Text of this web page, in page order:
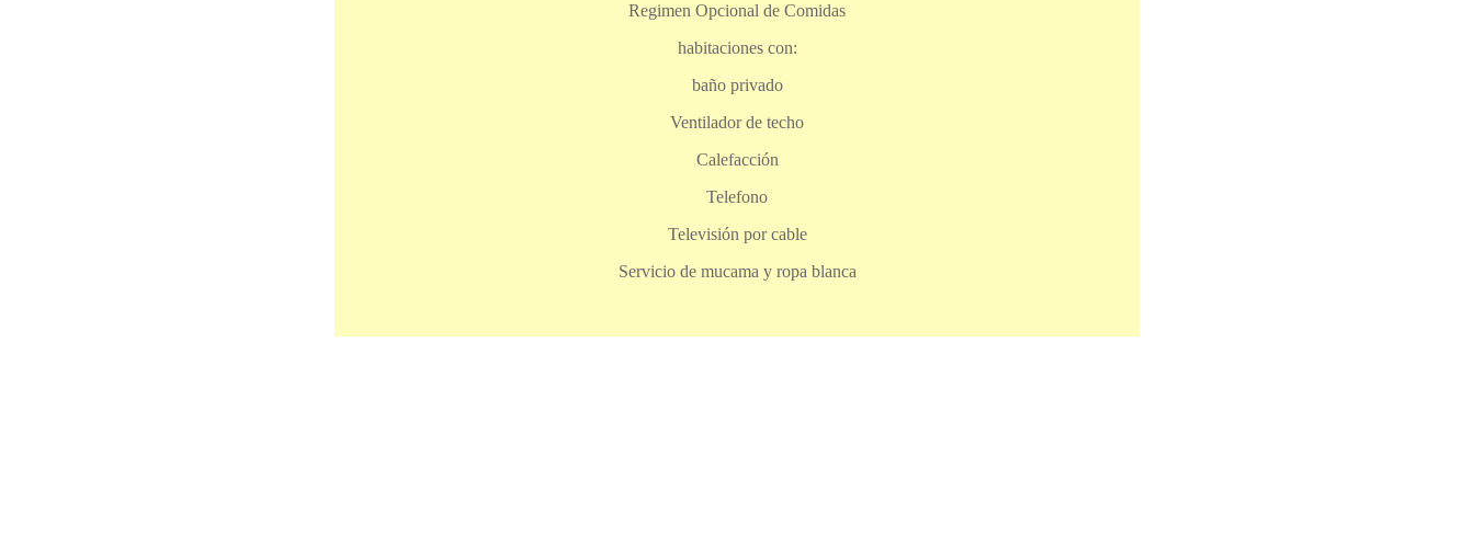
Regimen Opcional de Comidas
habitaciones con:
baño privado
Ventilador de techo
Calefacción
Telefono
Televisión por cable
Servicio de mucama y ropa blanca